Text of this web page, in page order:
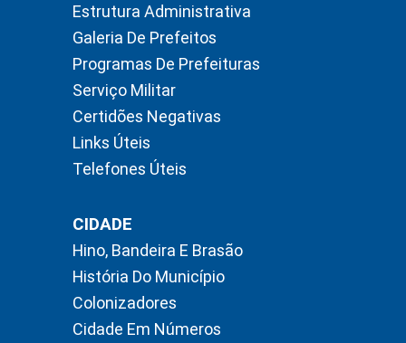
Estrutura Administrativa
Galeria De Prefeitos
Programas De Prefeituras
Serviço Militar
Certidões Negativas
Links Úteis
Telefones Úteis
CIDADE
Hino, Bandeira E Brasão
História Do Município
Colonizadores
Cidade Em Números